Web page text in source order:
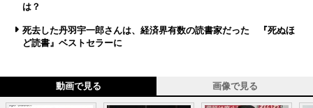
は？
死去した丹羽宇一郎さんは、経済界有数の読書家だった 『死ぬほ
ど読書』ベストセラーに
動画で見る 画像で見る